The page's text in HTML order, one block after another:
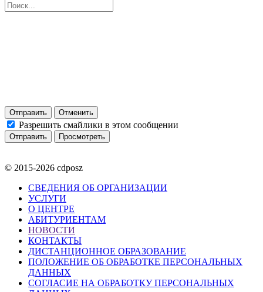
Отправить Отменить
Разрешить смайлики в этом сообщении
© 2015-2026 cdposz
СВЕДЕНИЯ ОБ ОРГАНИЗАЦИИ
УСЛУГИ
О ЦЕНТРЕ
АБИТУРИЕНТАМ
НОВОСТИ
КОНТАКТЫ
ДИСТАНЦИОННОЕ ОБРАЗОВАНИЕ
ПОЛОЖЕНИЕ ОБ ОБРАБОТКЕ ПЕРСОНАЛЬНЫХ
ДАННЫХ
СОГЛАСИЕ НА ОБРАБОТКУ ПЕРСОНАЛЬНЫХ